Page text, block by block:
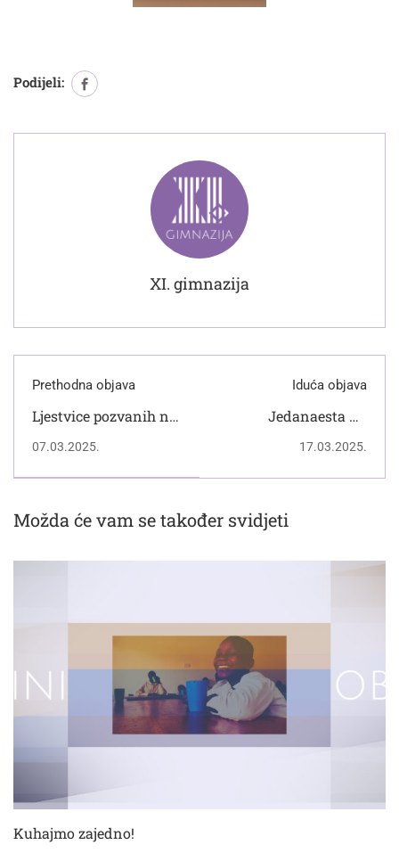
Podijeli:
XI. gimnazija
Prethodna objava
Ljestvice pozvanih na
iz hrvatskoga jezika
šk. godine 2024./25.
07.03.2025.
Iduća objava
Jedanaesta na
17.03.2025.
Možda će vam se također svidjeti
Kuhajmo zajedno!